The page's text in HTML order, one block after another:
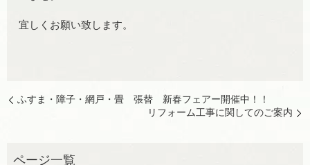
宜しくお願い致します。
ふすま・障子・網戸・畳 張替 新春フェアー開催中！！
リフォーム工事に関してのご案内